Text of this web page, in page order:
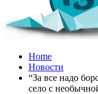
Home
Новости
“За все надо
село с